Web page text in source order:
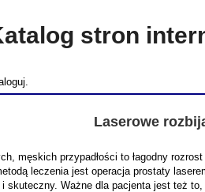
stron
.
Laserowe
męskich przypadłości to łagodny
leczenia jest operacja prostaty
skuteczny. Ważne dla pacjenta jest też